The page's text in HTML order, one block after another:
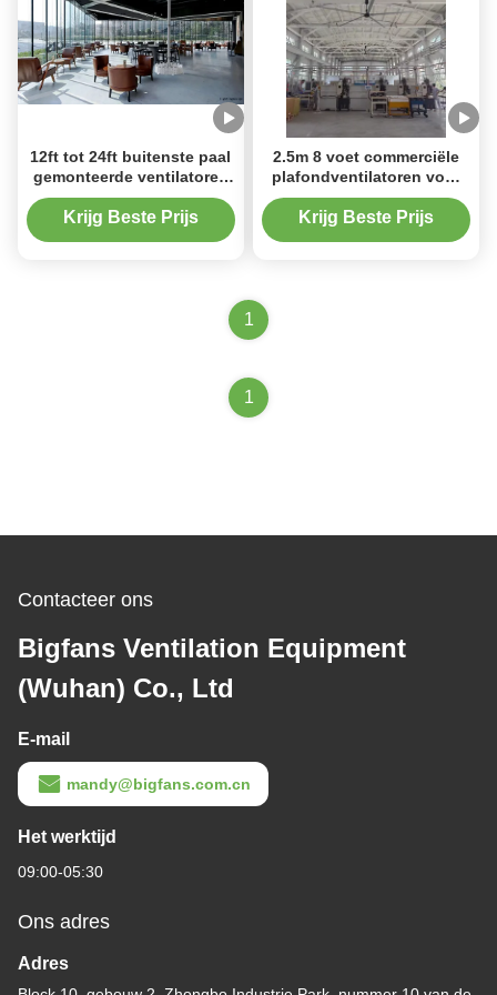
12ft tot 24ft buitenste paal
gemonteerde ventilatoren
staande patio ventilator
met SEW motor
Krijg Beste Prijs
2.5m 8 voet commerciële
plafondventilatoren voor
sportscholen Verbeterde
luchtcirculatie
Krijg Beste Prijs
1
1
Contacteer ons
Bigfans Ventilation Equipment
(Wuhan) Co., Ltd
E-mail
mandy@bigfans.com.cn
Het werktijd
09:00-05:30
Ons adres
Adres